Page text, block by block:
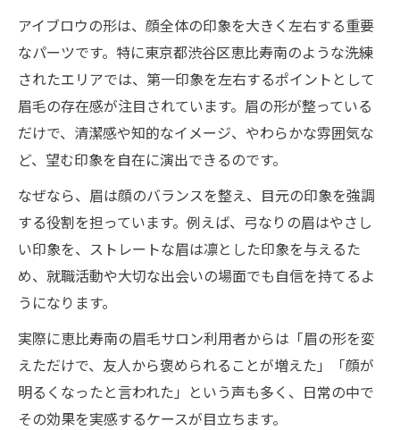
アイブロウの形は、顔全体の印象を大きく左右する重要
なパーツです。特に東京都渋谷区恵比寿南のような洗練
されたエリアでは、第一印象を左右するポイントとして
眉毛の存在感が注目されています。眉の形が整っている
だけで、清潔感や知的なイメージ、やわらかな雰囲気な
ど、望む印象を自在に演出できるのです。
なぜなら、眉は顔のバランスを整え、目元の印象を強調
する役割を担っています。例えば、弓なりの眉はやさし
い印象を、ストレートな眉は凛とした印象を与えるた
め、就職活動や大切な出会いの場面でも自信を持てるよ
うになります。
実際に恵比寿南の眉毛サロン利用者からは「眉の形を変
えただけで、友人から褒められることが増えた」「顔が
明るくなったと言われた」という声も多く、日常の中で
その効果を実感するケースが目立ちます。